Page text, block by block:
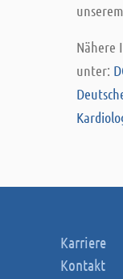
Nähere
unter:
Karriere
Kontakt